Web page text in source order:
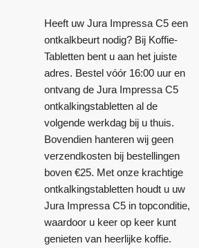
Heeft uw Jura Impressa C5 een
ontkalkbeurt nodig? Bij Koffie-
Tabletten bent u aan het juiste
adres. Bestel vóór 16:00 uur en
ontvang de Jura Impressa C5
ontkalkingstabletten al de
volgende werkdag bij u thuis.
Bovendien hanteren wij geen
verzendkosten bij bestellingen
boven €25. Met onze krachtige
ontkalkingstabletten houdt u uw
Jura Impressa C5 in topconditie,
waardoor u keer op keer kunt
genieten van heerlijke koffie.